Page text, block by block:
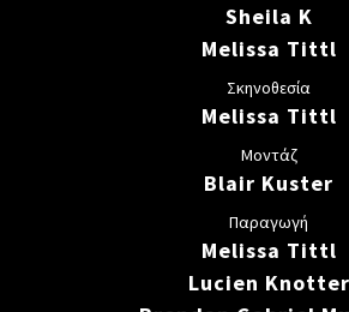
Hemal Patel,
Sheila K
Melissa Tittl
Σκηνοθεσία
Melissa Tittl
Μοντάζ
Blair Kuster
Παραγωγή
Melissa Tittl
Lucien Knotter